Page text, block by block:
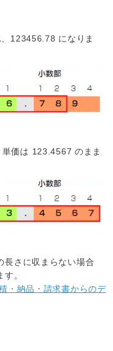
123456.78 になりま
価は 123.4567 のまま
長さに収まらない場合
。
・納品・請求書からのデ